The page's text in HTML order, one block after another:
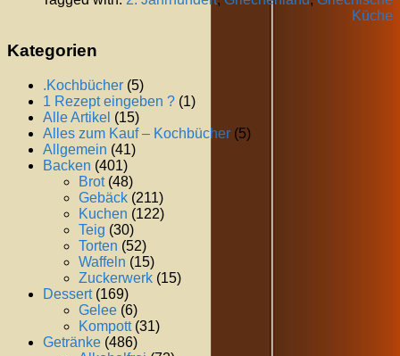
Küche
Kategorien
.Kochbücher (5)
1 Rezept eingeben ? (1)
Alle Artikel (15)
Alles zum Kauf – Kochbücher (5)
Allgemein (41)
Backen (401)
Brot(48)
Gebäck (211)
Kuchen (122)
Teig (30)
Torten (52)
Waffeln (15)
Zuckerwerk (15)
Dessert(169)
Gelee (6)
Kompott(31)
Getränke (486)